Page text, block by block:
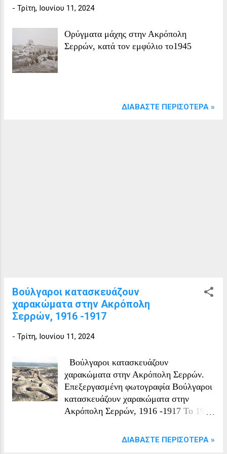
μιας καθάριας πηγής. Εκεί ο Ονούφριος
- Τρίτη, Ιουνίου 11, 2024
Ορύγματα μάχης στην Ακρόπολη
Σερρών, κατά τον εμφύλιο το1945
ΔΙΑΒΆΣΤΕ ΠΕΡΙΣΌΤΕΡΑ »
Βούλγαροι κατασκευάζουν
χαρακώματα στην Ακρόπολη
Σερρών, 1916 -1917
- Τρίτη, Ιουνίου 11, 2024
Βούλγαροι κατασκευάζουν
χαρακώματα στην Ακρόπολη Σερρών.
Επεξεργασμένη φωτογραφία Βούλγαροι
κατασκευάζουν χαρακώματα στην
Ακρόπολη Σερρών, 1916 -1917 Το 1914
ανάμεσα στις περισσότερες χώρες της
ΔΙΑΒΆΣΤΕ ΠΕΡΙΣΌΤΕΡΑ »